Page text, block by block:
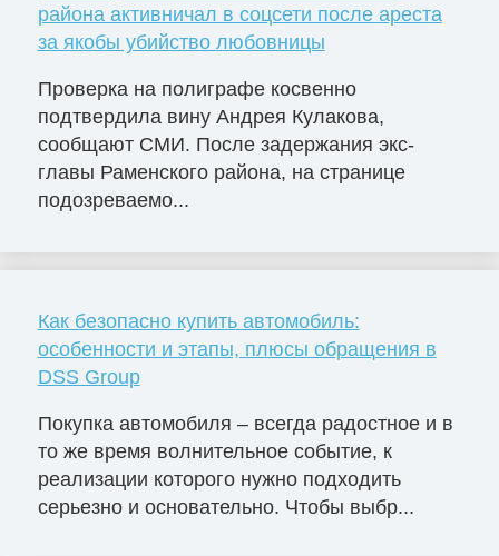
района активничал в соцсети после ареста
за якобы убийство любовницы
Проверка на полиграфе косвенно
подтвердила вину Андрея Кулакова,
сообщают СМИ. После задержания экс-
главы Раменского района, на странице
подозреваемо...
Как безопасно купить автомобиль:
особенности и этапы, плюсы обращения в
DSS Group
Покупка автомобиля – всегда радостное и в
то же время волнительное событие, к
реализации которого нужно подходить
серьезно и основательно. Чтобы выбр...